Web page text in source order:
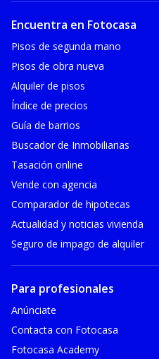
Encuentra en Fotocasa
Pisos de segunda mano
Pisos de obra nueva
Alquiler de pisos
Índice de precios
Guía de barrios
Buscador de Inmobiliarias
Tasación online
Vende con agencia
Comparador de hipotecas
Actualidad y noticias vivienda
Seguro de impago de alquiler
Para profesionales
Anúnciate
Contacta con Fotocasa
Fotocasa Academy